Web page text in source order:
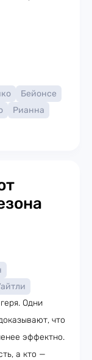
Бейонсе
Рианна
Одни
что
эффектно.
а кто —